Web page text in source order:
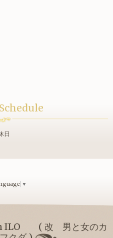
日
▼
ILO ( 改 男と女のカ